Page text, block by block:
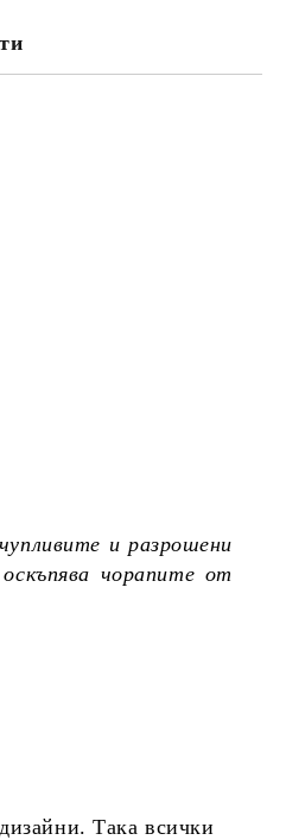
и разрошени
чорапите от
Така всички